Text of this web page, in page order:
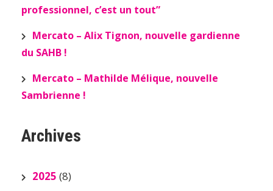
professionnel, c’est un tout”
Mercato – Alix Tignon, nouvelle gardienne
du SAHB !
Mercato – Mathilde Mélique, nouvelle
Sambrienne !
Archives
2025 (8)